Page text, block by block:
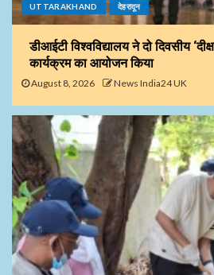
UTTARAKHAND देहरादून
डीआईटी विश्वविद्यालय ने दो दिवसीय
कार्यक्रम का आयोजन किया
August 8, 2026 News India24 UK